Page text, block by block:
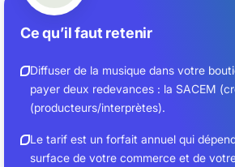
Ce qu’il faut retenir
Diffuser de la musique dans votre
payer deux redevances : la SACEM
(producteurs/interprètes).
Le tarif est un forfait annuel qui
surface de votre commerce et de